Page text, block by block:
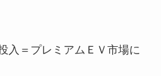
入＝プレミアムＥＶ市場に